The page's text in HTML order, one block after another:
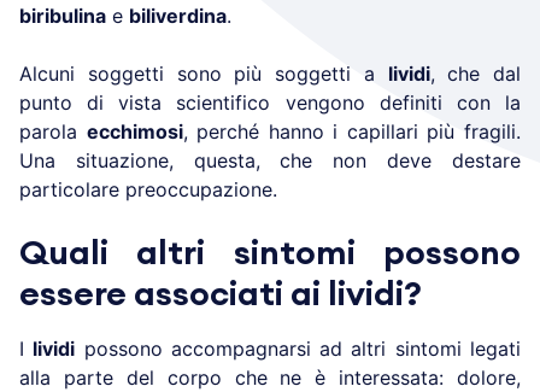
biribulina e biliverdina.
Alcuni soggetti sono più soggetti a lividi, che dal
punto di vista scientifico vengono definiti con la
parola ecchimosi, perché hanno i capillari più fragili.
Una situazione, questa, che non deve destare
particolare preoccupazione.
Quali altri sintomi possono
essere associati ai lividi?
I lividi possono accompagnarsi ad altri sintomi legati
alla parte del corpo che ne è interessata: dolore,